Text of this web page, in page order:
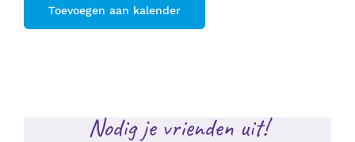
Toevoegen aan kalender
Nodig je vrienden uit!